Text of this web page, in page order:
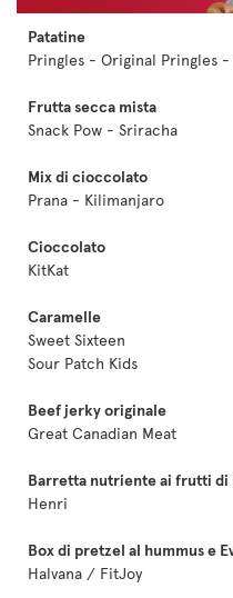
Patatine
Pringles - Original Pringles
Frutta secca mista
Snack Pow - Sriracha
Mix di cioccolato
Prana - Kilimanjaro
Cioccolato
KitKat
Caramelle
Sweet Sixteen
Sour Patch Kids
Beef jerky originale
Great Canadian Meat
Barretta nutriente ai frutti di
Henri
Box di pretzel al hummus e
Halvana / FitJoy